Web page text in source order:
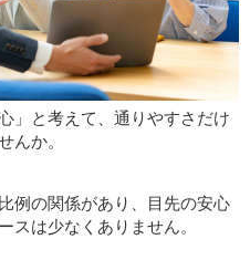
」と考えて、通りやすさだけ
んか。
例の関係があり、目先の安心
スは少なくありません。